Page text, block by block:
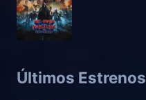
Últimos Estrenos